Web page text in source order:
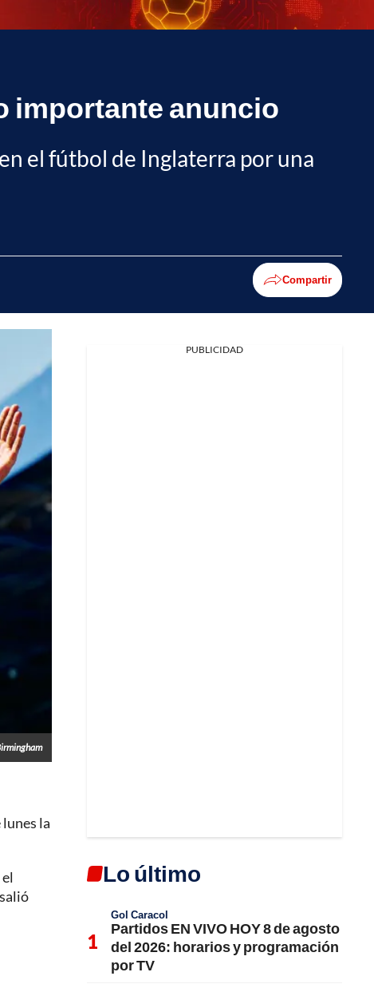
importante anuncio
el fútbol de Inglaterra por una
Compartir
la
PUBLICIDAD
Lo último
Gol Caracol
Partidos EN VIVO HOY 8 de agosto
del 2026: horarios y programación
por TV